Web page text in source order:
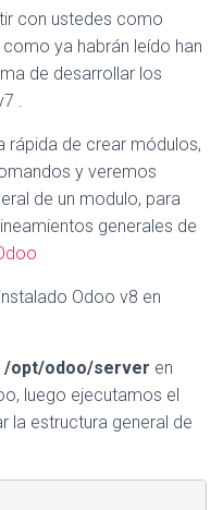
con ustedes como
ya habrán leído han
de desarrollar los
.
rápida de crear módulos,
y veremos
de un modulo, para
generales de
Odoo v8 en
/opt/odoo/server en
luego ejecutamos el
la estructura general de